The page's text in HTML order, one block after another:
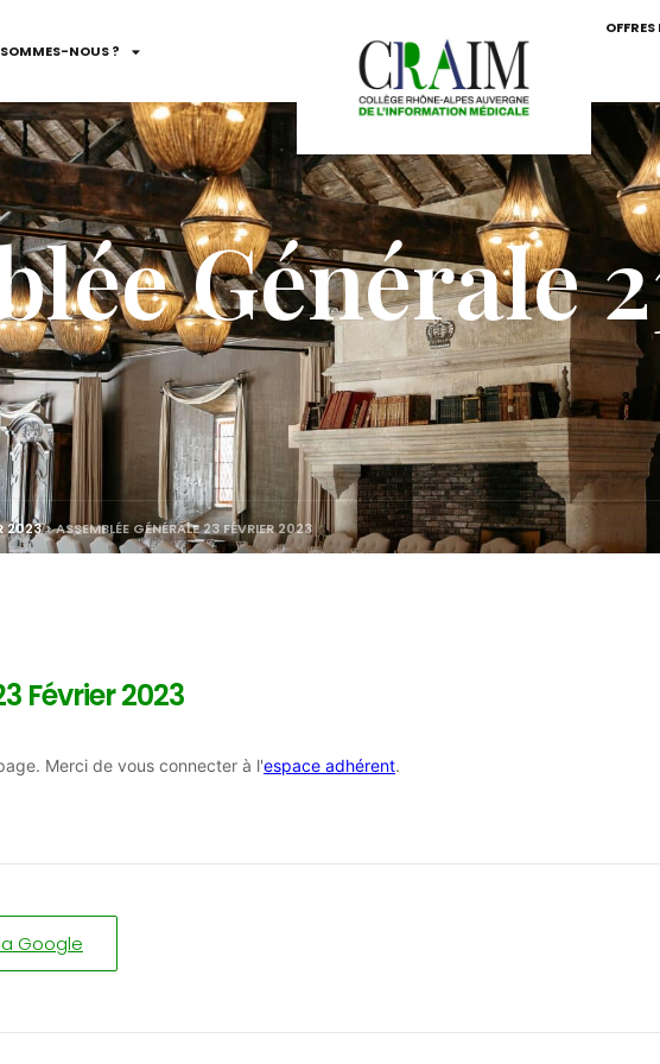
NOUS ?
OFFRES
Générale
2023>ASSEMBLÉE GÉNÉRALE 23 FÉVRIER 2023
Février 2023
Merci de vous connecter à l'espace adhérent.
Google